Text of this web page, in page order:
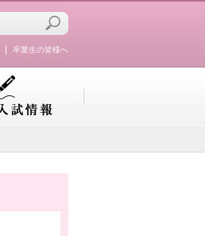
卒業生の皆様へ